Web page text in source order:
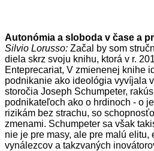
Autonómia a sloboda v čase a
Silvio Lorusso: Začal by som
diela skrz svoju knihu, ktorá v r.
Enteprecariat, V zmienenej knihe
podnikanie ako ideológia vyvíjala
storočia Joseph Schumpeter,
podnikateľoch ako o hrdinoch - o
rizikám bez strachu, so
zmenami. Schumpeter sa však
nie je pre masy, ale pre malú elitu,
vynálezcov a takzvaných